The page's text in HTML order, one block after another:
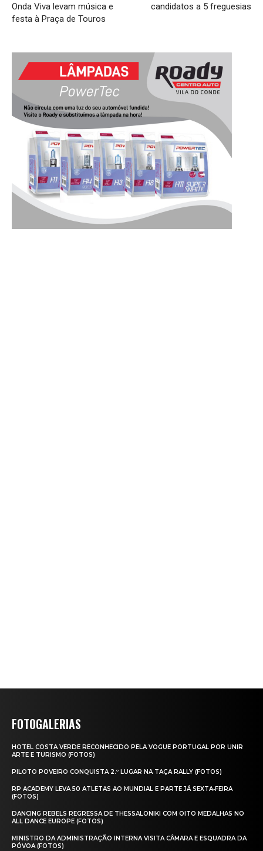
Onda Viva levam música e
festa à Praça de Touros
candidatos a 5 freguesias
FOTOGALERIAS
HOTEL COSTA VERDE RECONHECIDO PELA VOGUE PORTUGAL POR UNIR
ARTE E TURISMO (FOTOS)
PILOTO POVEIRO CONQUISTA 2.º LUGAR NA TAÇA RALLY (FOTOS)
RP ACADEMY LEVA 50 ATLETAS AO MUNDIAL E PARTE JÁ SEXTA‑FEIRA
(FOTOS)
DANCING REBELS REGRESSA DE THESSALONIKI COM OITO MEDALHAS NO
ALL DANCE EUROPE (FOTOS)
MINISTRO DA ADMINISTRAÇÃO INTERNA VISITA CÂMARA E ESQUADRA DA
PÓVOA (FOTOS)